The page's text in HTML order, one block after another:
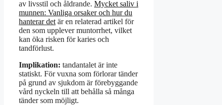
av livsstil och åldrande. Mycket saliv i
munnen: Vanliga orsaker och hur du
hanterar det är en relaterad artikel för
den som upplever muntorrhet, vilket
kan öka risken för karies och
tandförlust.
Implikation: tandantalet är inte
statiskt. För vuxna som förlorar tänder
på grund av sjukdom är förebyggande
vård nyckeln till att behålla så många
tänder som möjligt.